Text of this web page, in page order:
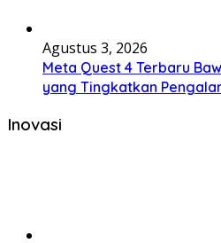
Agustus 3, 2026
Meta Quest 4 Terbaru
yang Tingkatkan
Inovasi